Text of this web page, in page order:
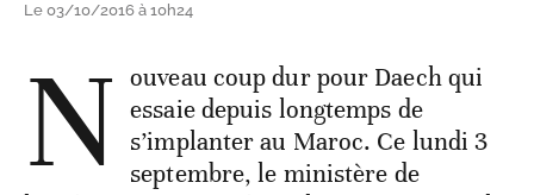
Le 03/10/2016 à 10h24
N ouveau coup dur pour Daech qui
essaie depuis longtemps de
s’implanter au Maroc. Ce lundi 3
septembre, le ministère de